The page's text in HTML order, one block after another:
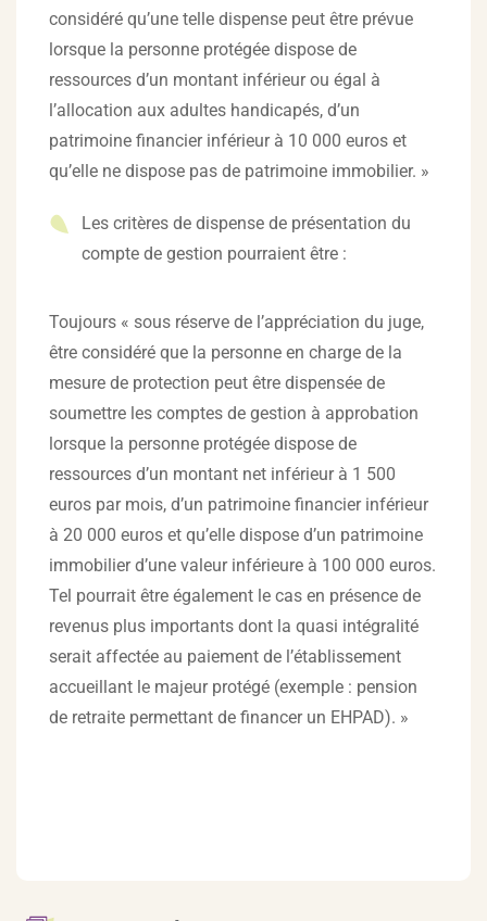
considéré qu’une telle dispense peut être prévue
lorsque la personne protégée dispose de
ressources d’un montant inférieur ou égal à
l’allocation aux adultes handicapés, d’un
patrimoine financier inférieur à 10 000 euros et
qu’elle ne dispose pas de patrimoine immobilier. »
Les critères de dispense de présentation du
compte de gestion pourraient être :
Toujours « sous réserve de l’appréciation du juge,
être considéré que la personne en charge de la
mesure de protection peut être dispensée de
soumettre les comptes de gestion à approbation
lorsque la personne protégée dispose de
ressources d’un montant net inférieur à 1 500
euros par mois, d’un patrimoine financier inférieur
à 20 000 euros et qu’elle dispose d’un patrimoine
immobilier d’une valeur inférieure à 100 000 euros.
Tel pourrait être également le cas en présence de
revenus plus importants dont la quasi intégralité
serait affectée au paiement de l’établissement
accueillant le majeur protégé (exemple : pension
de retraite permettant de financer un EHPAD). »